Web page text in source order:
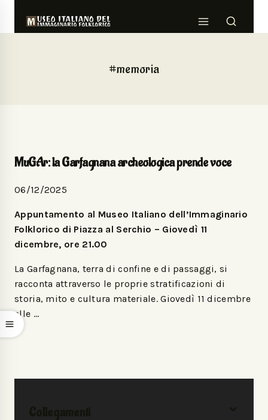
#memoria
MuGAr: la Garfagnana archeologica prende voce
06/12/2025
Appuntamento al Museo Italiano dell’Immaginario
Folklorico di Piazza al Serchio – Giovedì 11
dicembre, ore 21.00
La Garfagnana, terra di confine e di passaggi, si
racconta attraverso le proprie stratificazioni di
storia, mito e cultura materiale. Giovedì 11 dicembre
alle …